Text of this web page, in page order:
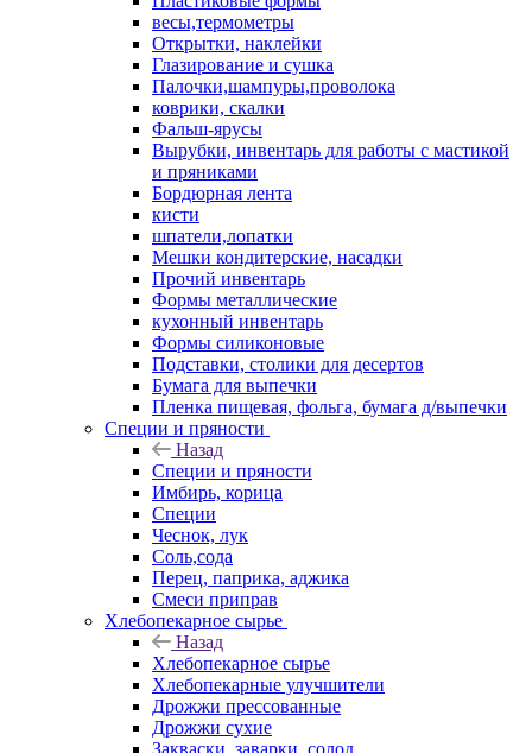
весы,термометры
Открытки, наклейки
Глазирование и сушка
Палочки,шампуры,проволока
коврики, скалки
Фальш-ярусы
Вырубки, инвентарь для работы с мастикой
и пряниками
Бордюрная лента
кисти
шпатели,лопатки
Мешки кондитерские, насадки
Прочий инвентарь
Формы металлические
кухонный инвентарь
Формы силиконовые
Подставки, столики для десертов
Бумага для выпечки
Пленка пищевая, фольга, бумага д/выпечки
Специи и пряности
Назад
Специи и пряности
Имбирь, корица
Специи
Чеснок, лук
Соль,сода
Перец, паприка, аджика
Смеси приправ
Хлебопекарное сырье
Назад
Хлебопекарное сырье
Хлебопекарные улучшители
Дрожжи прессованные
Дрожжи сухие
Закваски, заварки, солод